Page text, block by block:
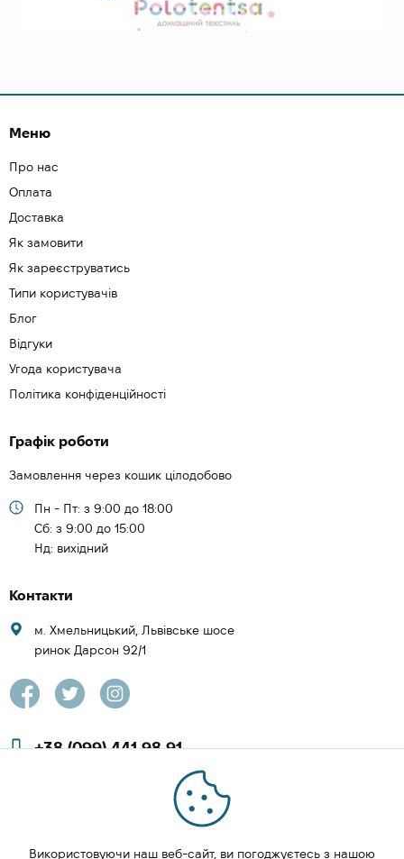
Меню
Про нас
Оплата
Доставка
Як замовити
Як зареєструватись
Типи користувачів
Блог
Відгуки
Угода користувача
Політика конфіденційності
Графік роботи
Замовлення через кошик цілодобово
Пн - Пт: з 9:00 до 18:00
Cб: з 9:00 до 15:00
Нд: вихідний
Контакти
м. Хмельницький, Львівське шосе
ринок Дарсон 92/1
+38 (099) 441 98 91
+38 (097) 423 08 00
zachesa86@gmail.com
Використовуючи наш веб-сайт, ви погоджуєтесь з нашою